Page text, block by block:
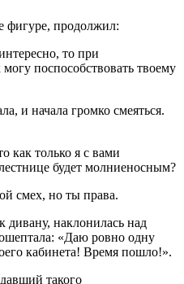
фигуре, продолжил:
то при
поспособствовать твоему
и начала громко смеяться.
как только я с вами
будет молниеносным?
смех, но ты права.
наклонилась над
«Даю ровно одну
кабинета! Время пошло!».
такого